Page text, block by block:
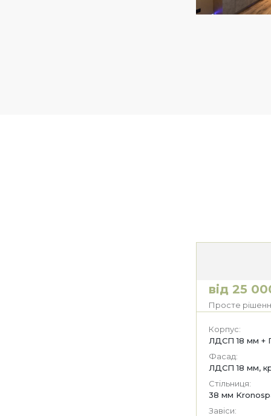
від 25
Просте
Корпус:
ЛДСП 18 мм +
Фасад:
ЛДСП 18 мм,
Стільниця:
38 мм
Завіси: